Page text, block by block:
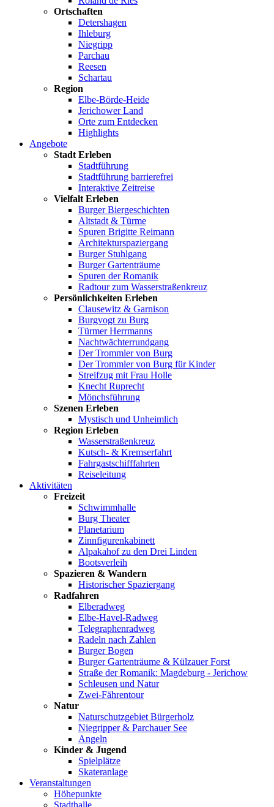
Ortschaften
Detershagen
Ihleburg
Niegripp
Parchau
Reesen
Schartau
Region
Elbe-Börde-Heide
Jerichower Land
Orte zum Entdecken
Highlights
Angebote
Stadt Erleben
Stadtführung
Stadtführung barrierefrei
Interaktive Zeitreise
Vielfalt Erleben
Burger Biergeschichten
Altstadt & Türme
Spuren Brigitte Reimann
Architekturspaziergang
Burger Stuhlgang
Burger Gartenträume
Spuren der Romanik
Radtour zum Wasserstraßenkreuz
Persönlichkeiten Erleben
Clausewitz & Garnison
Burgvogt zu Burg
Türmer Herrmanns
Nachtwächterrundgang
Der Trommler von Burg
Der Trommler von Burg für Kinder
Streifzug mit Frau Holle
Knecht Ruprecht
Mönchsführung
Szenen Erleben
Mystisch und Unheimlich
Region Erleben
Wasserstraßenkreuz
Kutsch- & Kremserfahrt
Fahrgastschifffahrten
Reiseleitung
Aktivitäten
Freizeit
Schwimmhalle
Burg Theater
Planetarium
Zinnfigurenkabinett
Alpakahof zu den Drei Linden
Bootsverleih
Spazieren & Wandern
Historischer Spaziergang
Radfahren
Elberadweg
Elbe-Havel-Radweg
Telegraphenradweg
Radeln nach Zahlen
Burger Bogen
Burger Gartenträume & Külzauer Forst
Straße der Romanik: Magdeburg - Jerichow
Schleusen und Natur
Zwei-Fährentour
Natur
Naturschutzgebiet Bürgerholz
Niegripper & Parchauer See
Angeln
Kinder & Jugend
Spielplätze
Skateranlage
Veranstaltungen
Höhepunkte
Stadthalle